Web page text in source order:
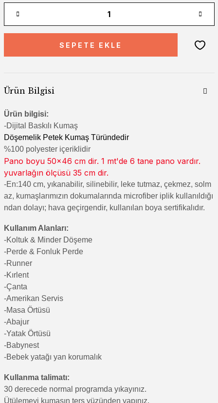
SEPETE EKLE
Ürün Bilgisi
Ürün bilgisi:
-Dijital Baskılı Kumaş
Döşemelik Petek Kumaş Türündedir
%100 polyester içeriklidir
Pano boyu 50x46 cm dir. 1 mt'de 6 tane pano vardır.
yuvarlağın ölçüsü 35 cm dir.
-En:140 cm, yıkanabilir, silinebilir, leke tutmaz, çekmez, solm
az, kumaşlarımızın dokumalarında microfiber iplik kullanıldığı
ndan dolayı; hava geçirgendir, kullanılan boya sertifikalıdır.
Kullanım Alanları:
-Koltuk & Minder Döşeme
-Perde & Fonluk Perde
-Runner
-Kırlent
-Çanta
-Amerikan Servis
-Masa Örtüsü
-Abajur
-Yatak Örtüsü
-Babynest
-Bebek yatağı yan korumalık
Kullanma talimatı:
30 derecede normal programda yıkayınız.
Ütülemeyi kumaşın ters yüzünden yapınız.